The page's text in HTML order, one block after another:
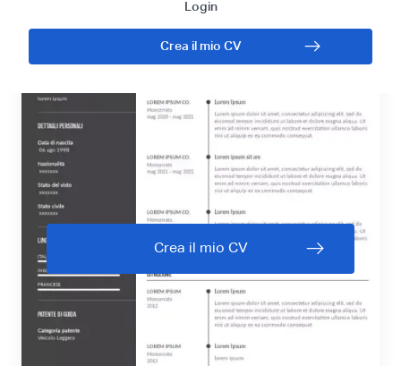
Login
Crea il mio CV
Crea il mio CV